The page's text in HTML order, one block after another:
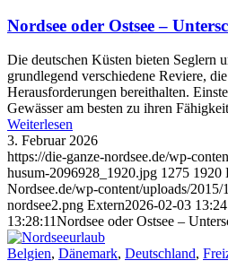
Nordsee oder Ostsee –
Die deutschen Küsten bieten Seglern
grundlegend verschiedene Reviere,
Herausforderungen bereithalten.
Gewässer am besten zu ihren
Weiterlesen
3. Februar 2026
https://die-ganze-nordsee.de/wp-
husum-2096928_1920.jpg 1275 1920
Nordsee.de/wp-content/uploads/2015/
nordsee2.png Extern2026-02-03
13:28:11Nordsee oder Ostsee –
Belgien, Dänemark, Deutschland,